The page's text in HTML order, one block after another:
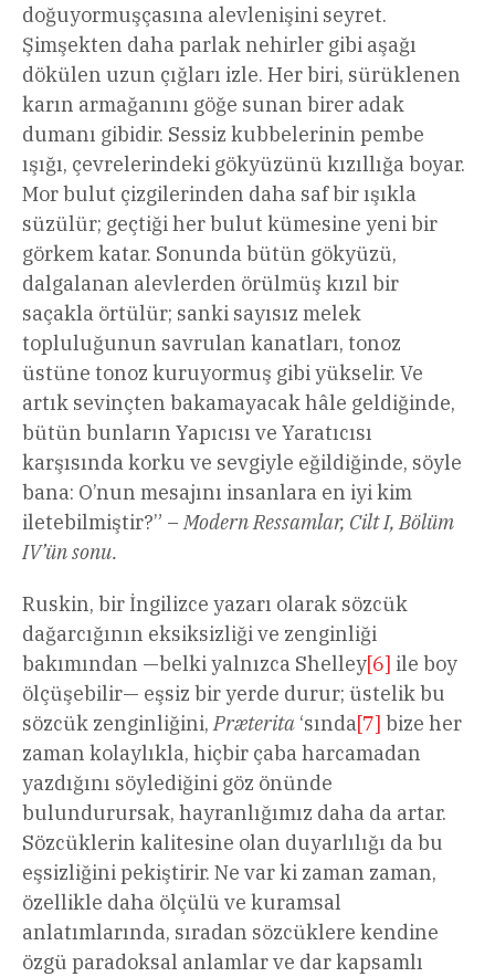
doğuyormuşçasına alevlenişini seyret.
Şimşekten daha parlak nehirler gibi aşağı
dökülen uzun çığları izle. Her biri, sürüklenen
karın armağanını göğe sunan birer adak
dumanı gibidir. Sessiz kubbelerinin pembe
ışığı, çevrelerindeki gökyüzünü kızıllığa boyar.
Mor bulut çizgilerinden daha saf bir ışıkla
süzülür; geçtiği her bulut kümesine yeni bir
görkem katar. Sonunda bütün gökyüzü,
dalgalanan alevlerden örülmüş kızıl bir
saçakla örtülür; sanki sayısız melek
topluluğunun savrulan kanatları, tonoz
üstüne tonoz kuruyormuş gibi yükselir. Ve
artık sevinçten bakamayacak hâle geldiğinde,
bütün bunların Yapıcısı ve Yaratıcısı
karşısında korku ve sevgiyle eğildiğinde, söyle
bana: O’nun mesajını insanlara en iyi kim
iletebilmiştir?” –Modern Ressamlar, Cilt I, Bölüm
IV’ün sonu.
Ruskin, bir İngilizce yazarı olarak sözcük
dağarcığının eksiksizliği ve zenginliği
bakımından —belki yalnızca Shelley[6] ile boy
ölçüşebilir— eşsiz bir yerde durur; üstelik bu
sözcük zenginliğini,Præterita ‘sında[7] bize her
zaman kolaylıkla, hiçbir çaba harcamadan
yazdığını söylediğini göz önünde
bulundurursak, hayranlığımız daha da artar.
Sözcüklerin kalitesine olan duyarlılığı da bu
eşsizliğini pekiştirir. Ne var ki zaman zaman,
özellikle daha ölçülü ve kuramsal
anlatımlarında, sıradan sözcüklere kendine
özgü paradoksal anlamlar ve dar kapsamlı